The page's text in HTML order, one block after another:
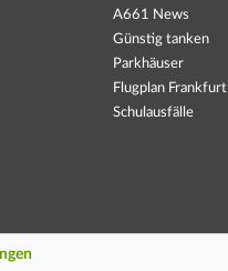
A661 News
Günstig tanken
Parkhäuser
Flugplan Frankfurt
Schulausfälle